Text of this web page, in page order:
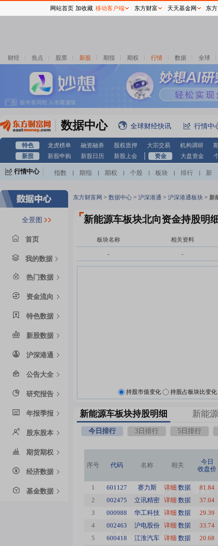
财经 焦点 股票 新股 期指 期权 行情 数据 全球
数据中心 全球财经快讯 行情中
特色 龙虎榜单 融资融券 股权质押 大宗交易 机构调研
新股
新股申购 新股日历 新股上会 资金 大盘资金
行情中心 指数 期指 期权 个股 板块 排行
新
自选股
全景图
首页
我的数据
热门数据
资金流向
特色数据
新股数据
沪深港通
公告大全
研究报告
年报季报
股东股本
期货期权
经济数据
基金数据
东方财富网 > 数据中心 > 沪深港通 > 沪深港通板块 > 新
新能源车板块北向资金持股明
板块名称 相关资料
- -
持股市值变化 持股占板块比变化
新能源车板块持股明细 新能
今日排行 3日排行 5日排行
序号 代码 名称 相关
今日
收盘价
1 601127 赛力斯 详细 数据
81.84
2
002475 立讯精密 详细 数据
37.04
3
000988 华工科技 详细 数据
29.39
4
002463 沪电股份 详细 数据
33.74
5
600418 江淮汽车 详细 数据
20.68
网站首页 加收藏 移动客户端 东方财富 天天基金网 东